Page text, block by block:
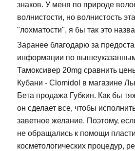
знаков. У меня по природе
волнистости, но волнистость
"лохматости", я бы так это
Заранее благодарю за
информации по
Тамоксивер 20mg сравнить
Кубани - Clomidol в магазине
Бета продажа Губкин. Как бы
он сделает все, чтобы
заветное желание. Поэтому,
не обращались к помощи
косметологических процедур,